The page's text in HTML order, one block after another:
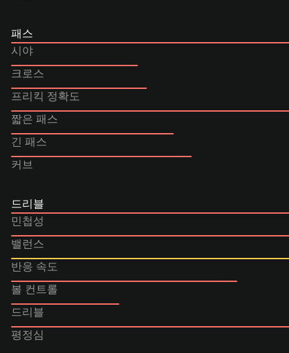
패스
시야
크로스
프리킥 정확도
짧은 패스
긴 패스
커브
드리블
민첩성
밸런스
반응 속도
볼 컨트롤
드리블
평정심